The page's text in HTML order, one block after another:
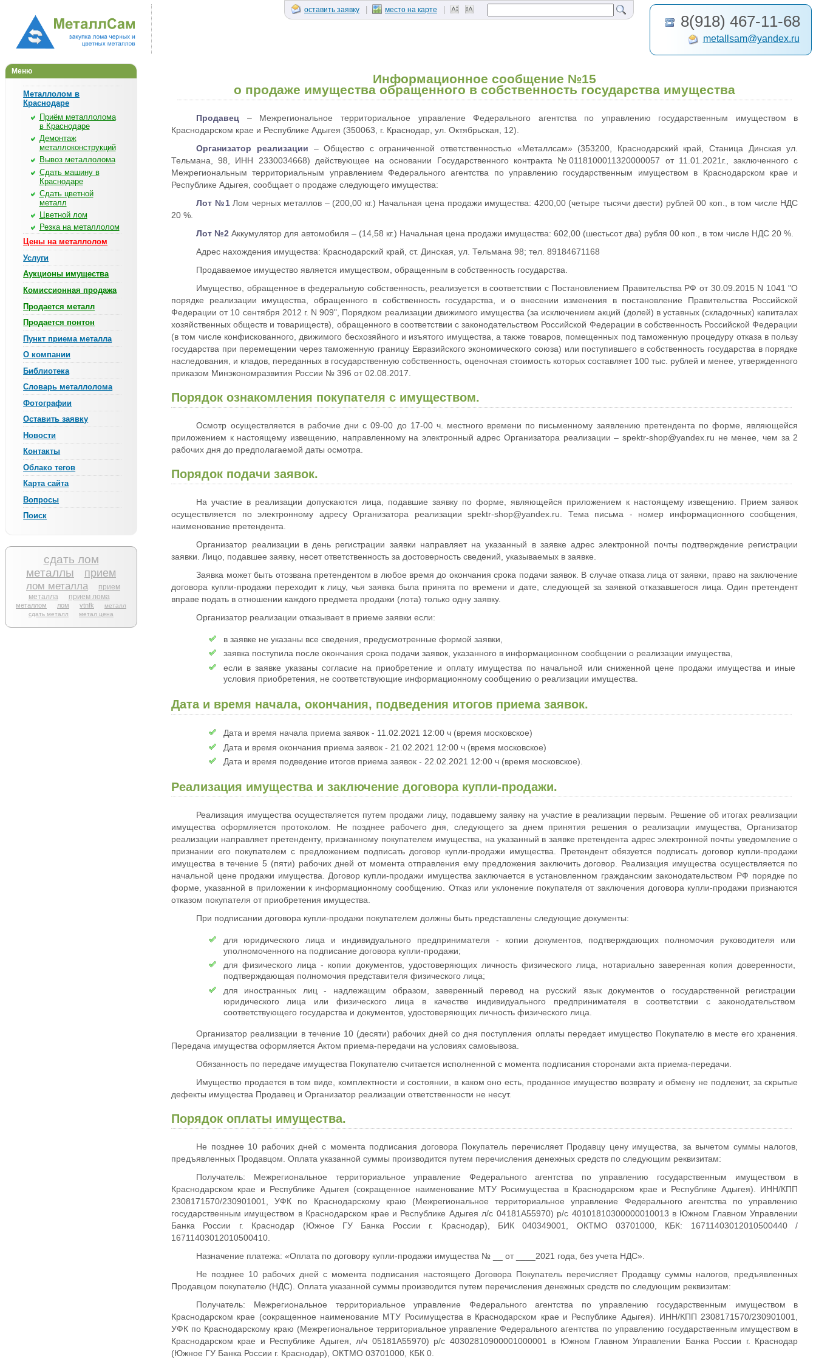
8(918) 467-11-68
metallsam@yandex.ru
оставить заявку место на карте
Меню
Металлолом в
Краснодаре
Приём металлолома
в Краснодаре
Демонтаж
металлоконструкций
Вывоз металлолома
Сдать машину в
Краснодаре
Сдать цветной
металл
Цветной лом
Резка на металлолом
Цены на металлолом
Услуги
Аукционы имущества
Комиссионная продажа
Продается металл
Продается понтон
Пункт приема металла
О компании
Библиотека
Словарь металлолома
Фотографии
Оставить заявку
Новости
Контакты
Облако тегов
Карта сайта
Вопросы
Поиск
сдать лом
металлы
прием
лом металла
прием
металла
прием лома
металлом лом vtnfk
металл
сдать металл
метал цена
Информационное сообщение №15
о продаже имущества обращенного в собственность государства имущества
Продавец – Межрегиональное территориальное управление Федерального агентства по управлению государственным имуществом в
Краснодарском крае и Республике Адыгея (350063, г. Краснодар, ул. Октябрьская, 12).
Организатор реализации – Общество с ограниченной ответственностью «Металлсам» (353200, Краснодарский край, Станица Динская ул.
Тельмана, 98, ИНН 2330034668) действующее на основании Государственного контракта №0118100011320000057 от 11.01.2021г., заключенного с
Межрегиональным территориальным управлением Федерального агентства по управлению государственным имуществом в Краснодарском крае и
Республике Адыгея, сообщает о продаже следующего имущества:
Лот №1Лом черных металлов – (200,00 кг.) Начальная цена продажи имущества: 4200,00 (четыре тысячи двести) рублей 00 коп., в том числе НДС
20 %.
Лот №2 Аккумулятор для автомобиля – (14,58 кг.) Начальная цена продажи имущества: 602,00 (шестьсот два) рубля 00 коп., в том числе НДС 20 %.
Адрес нахождения имущества: Краснодарский край, ст. Динская, ул. Тельмана 98; тел. 89184671168
Продаваемое имущество является имуществом, обращенным в собственность государства.
Имущество, обращенное в федеральную собственность, реализуется в соответствии с Постановлением Правительства РФ от 30.09.2015 N 1041 "О
порядке реализации имущества, обращенного в собственность государства, и о внесении изменения в постановление Правительства Российской
Федерации от 10 сентября 2012 г. N 909", Порядком реализации движимого имущества (за исключением акций (долей) в уставных (складочных) капиталах
хозяйственных обществ и товариществ), обращенного в соответствии с законодательством Российской Федерации в собственность Российской Федерации
(в том числе конфискованного, движимого бесхозяйного и изъятого имущества, а также товаров, помещенных под таможенную процедуру отказа в пользу
государства при перемещении через таможенную границу Евразийского экономического союза) или поступившего в собственность государства в порядке
наследования, и кладов, переданных в государственную собственность, оценочная стоимость которых составляет 100 тыс. рублей и менее, утвержденного
приказом Минэкономразвития России № 396 от 02.08.2017.
Порядок ознакомления покупателя с имуществом.
Осмотр осуществляется в рабочие дни с 09-00 до 17-00 ч. местного времени по письменному заявлению претендента по форме, являющейся
приложением к настоящему извещению, направленному на электронный адрес Организатора реализации – spektr-shop@yandex.ru не менее, чем за 2
рабочих дня до предполагаемой даты осмотра.
Порядок подачи заявок.
На участие в реализации допускаются лица, подавшие заявку по форме, являющейся приложением к настоящему извещению. Прием заявок
осуществляется по электронному адресу Организатора реализации spektr-shop@yandex.ru. Тема письма - номер информационного сообщения,
наименование претендента.
Организатор реализации в день регистрации заявки направляет на указанный в заявке адрес электронной почты подтверждение регистрации
заявки. Лицо, подавшее заявку, несет ответственность за достоверность сведений, указываемых в заявке.
Заявка может быть отозвана претендентом в любое время до окончания срока подачи заявок. В случае отказа лица от заявки, право на заключение
договора купли-продажи переходит к лицу, чья заявка была принята по времени и дате, следующей за заявкой отказавшегося лица. Один претендент
вправе подать в отношении каждого предмета продажи (лота) только одну заявку.
Организатор реализации отказывает в приеме заявки если:
в заявке не указаны все сведения, предусмотренные формой заявки,
заявка поступила после окончания срока подачи заявок, указанного в информационном сообщении о реализации имущества,
если в заявке указаны согласие на приобретение и оплату имущества по начальной или сниженной цене продажи имущества и иные
условия приобретения, не соответствующие информационному сообщению о реализации имущества.
Дата и время начала, окончания, подведения итогов приема заявок.
Дата и время начала приема заявок - 11.02.2021 12:00 ч (время московское)
Дата и время окончания приема заявок - 21.02.2021 12:00 ч (время московское)
Дата и время подведение итогов приема заявок - 22.02.2021 12:00 ч (время московское).
Реализация имущества и заключение договора купли-продажи.
Реализация имущества осуществляется путем продажи лицу, подавшему заявку на участие в реализации первым. Решение об итогах реализации
имущества оформляется протоколом. Не позднее рабочего дня, следующего за днем принятия решения о реализации имущества, Организатор
реализации направляет претенденту, признанному покупателем имущества, на указанный в заявке претендента адрес электронной почты уведомление о
признании его покупателем с предложением подписать договор купли-продажи имущества. Претендент обязуется подписать договор купли-продажи
имущества в течение 5 (пяти) рабочих дней от момента отправления ему предложения заключить договор. Реализация имущества осуществляется по
начальной цене продажи имущества. Договор купли-продажи имущества заключается в установленном гражданским законодательством РФ порядке по
форме, указанной в приложении к информационному сообщению. Отказ или уклонение покупателя от заключения договора купли-продажи признаются
отказом покупателя от приобретения имущества.
При подписании договора купли-продажи покупателем должны быть представлены следующие документы:
для юридического лица и индивидуального предпринимателя - копии документов, подтверждающих полномочия руководителя или
уполномоченного на подписание договора купли-продажи;
для физического лица - копии документов, удостоверяющих личность физического лица, нотариально заверенная копия доверенности,
подтверждающая полномочия представителя физического лица;
для иностранных лиц - надлежащим образом, заверенный перевод на русский язык документов о государственной регистрации
юридического лица или физического лица в качестве индивидуального предпринимателя в соответствии с законодательством
соответствующего государства и документов, удостоверяющих личность физического лица.
Организатор реализации в течение 10 (десяти) рабочих дней со дня поступления оплаты передает имущество Покупателю в месте его хранения.
Передача имущества оформляется Актом приема-передачи на условиях самовывоза.
Обязанность по передаче имущества Покупателю считается исполненной с момента подписания сторонами акта приема-передачи.
Имущество продается в том виде, комплектности и состоянии, в каком оно есть, проданное имущество возврату и обмену не подлежит, за скрытые
дефекты имущества Продавец и Организатор реализации ответственности не несут.
Порядок оплаты имущества.
Не позднее 10 рабочих дней с момента подписания договора Покупатель перечисляет Продавцу цену имущества, за вычетом суммы налогов,
предъявленных Продавцом. Оплата указанной суммы производится путем перечисления денежных средств по следующим реквизитам:
Получатель: Межрегиональное территориальное управление Федерального агентства по управлению государственным имуществом в
Краснодарском крае и Республике Адыгея (сокращенное наименование МТУ Росимущества в Краснодарском крае и Республике Адыгея). ИНН/КПП
2308171570/230901001, УФК по Краснодарскому краю (Межрегиональное территориальное управление Федерального агентства по управлению
государственным имуществом в Краснодарском крае и Республике Адыгея л/с 04181А55970) р/с 40101810300000010013 в Южном Главном Управлении
Банка России г. Краснодар (Южное ГУ Банка России г. Краснодар), БИК 040349001, ОКТМО 03701000, КБК: 16711403012010500440 /
16711403012010500410.
Назначение платежа: «Оплата по договору купли-продажи имущества № __ от ____2021 года, без учета НДС».
Не позднее 10 рабочих дней с момента подписания настоящего Договора Покупатель перечисляет Продавцу суммы налогов, предъявленных
Продавцом покупателю (НДС). Оплата указанной суммы производится путем перечисления денежных средств по следующим реквизитам:
Получатель: Межрегиональное территориальное управление Федерального агентства по управлению государственным имуществом в
Краснодарском крае (сокращенное наименование МТУ Росимущества в Краснодарском крае и Республике Адыгея). ИНН/КПП 2308171570/230901001,
УФК по Краснодарскому краю (Межрегиональное территориальное управление Федерального агентства по управлению государственным имуществом в
Краснодарском крае и Республике Адыгея, л/ч 05181А55970) р/с 40302810900001000001 в Южном Главном Управлении Банка России г. Краснодар
(Южное ГУ Банка России г. Краснодар), ОКТМО 03701000, КБК 0.